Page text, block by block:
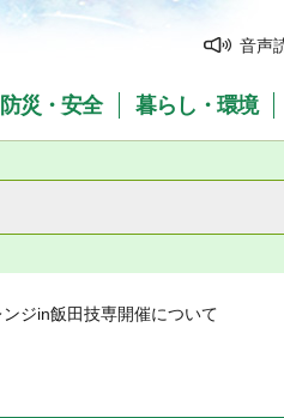
音声
防災・安全 暮らし・環境
ジin飯田技専開催について